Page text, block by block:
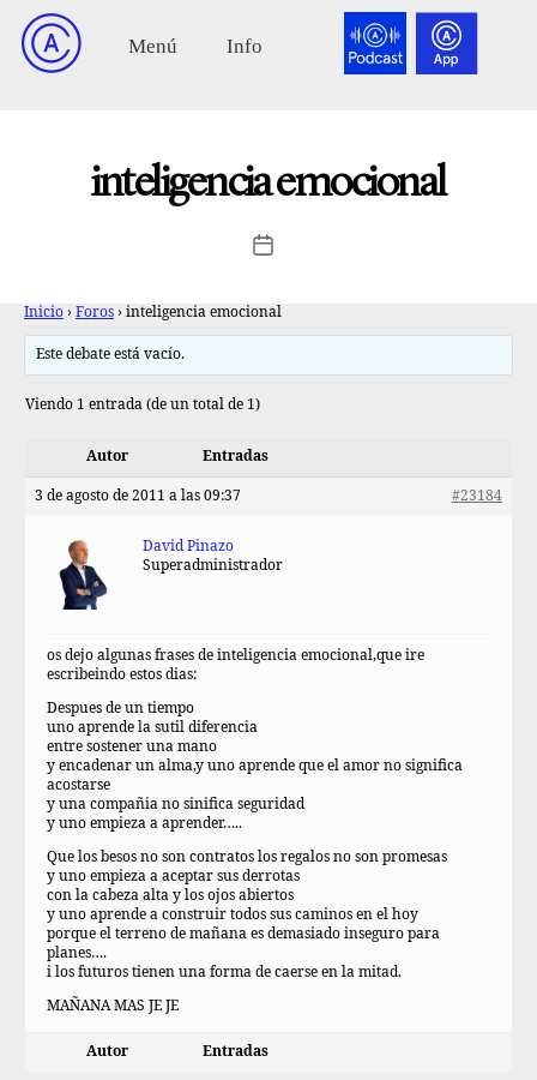
inteligencia emocional
Inicio › Foros › inteligencia emocional
Este debate está vacío.
Viendo 1 entrada (de un total de 1)
Autor Entradas
3 de agosto de 2011 a las 09:37 #23184
David Pinazo
Superadministrador
os dejo algunas frases de inteligencia emocional,que ire
escribeindo estos dias:
Despues de un tiempo
uno aprende la sutil diferencia
entre sostener una mano
y encadenar un alma,y uno aprende que el amor no significa
acostarse
y una compañia no sinifica seguridad
y uno empieza a aprender…..
Que los besos no son contratos los regalos no son promesas
y uno empieza a aceptar sus derrotas
con la cabeza alta y los ojos abiertos
y uno aprende a construir todos sus caminos en el hoy
porque el terreno de mañana es demasiado inseguro para
planes….
i los futuros tienen una forma de caerse en la mitad.
MAÑANA MAS JE JE
Autor Entradas